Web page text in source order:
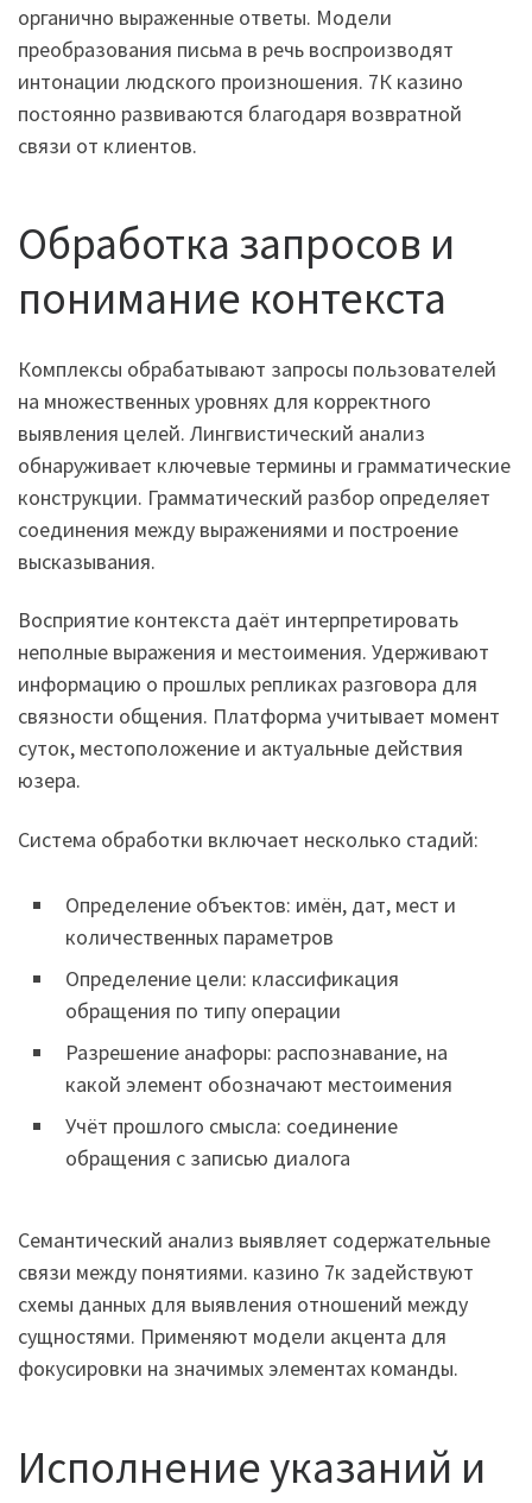
органично выраженные ответы. Модели
преобразования письма в речь воспроизводят
интонации людского произношения. 7К казино
постоянно развиваются благодаря возвратной
связи от клиентов.
Обработка запросов и
понимание контекста
Комплексы обрабатывают запросы пользователей
на множественных уровнях для корректного
выявления целей. Лингвистический анализ
обнаруживает ключевые термины и грамматические
конструкции. Грамматический разбор определяет
соединения между выражениями и построение
высказывания.
Восприятие контекста даёт интерпретировать
неполные выражения и местоимения. Удерживают
информацию о прошлых репликах разговора для
связности общения. Платформа учитывает момент
суток, местоположение и актуальные действия
юзера.
Система обработки включает несколько стадий:
Определение объектов: имён, дат, мест и
количественных параметров
Определение цели: классификация
обращения по типу операции
Разрешение анафоры: распознавание, на
какой элемент обозначают местоимения
Учёт прошлого смысла: соединение
обращения с записью диалога
Семантический анализ выявляет содержательные
связи между понятиями. казино 7к задействуют
схемы данных для выявления отношений между
сущностями. Применяют модели акцента для
фокусировки на значимых элементах команды.
Исполнение указаний и